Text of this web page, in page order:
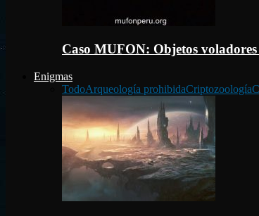
Caso MUFON: Objetos
Enigmas
TodoArqueología prohibidaCriptozoología